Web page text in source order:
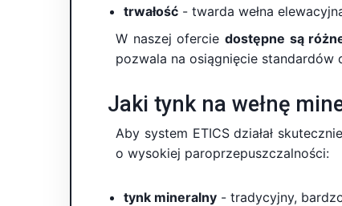
trwałość - twarda wełna
W naszej ofercie dostępne są
pozwala na osiągnięcie standardów
Jaki tynk na wełnę
Aby system ETICS działał
o wysokiej paroprzepuszczalności:
tynk mineralny - tradycyjny,